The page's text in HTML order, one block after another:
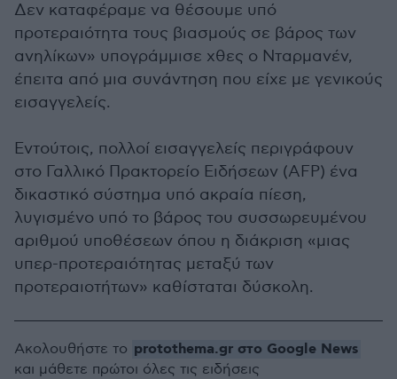
Δεν καταφέραμε να θέσουμε υπό
προτεραιότητα τους βιασμούς σε βάρος των
ανηλίκων» υπογράμμισε χθες ο Νταρμανέν,
έπειτα από μια συνάντηση που είχε με γενικούς
εισαγγελείς.
Εντούτοις, πολλοί εισαγγελείς περιγράφουν
στο Γαλλικό Πρακτορείο Ειδήσεων (AFP) ένα
δικαστικό σύστημα υπό ακραία πίεση,
λυγισμένο υπό το βάρος του συσσωρευμένου
αριθμού υποθέσεων όπου η διάκριση «μιας
υπερ-προτεραιότητας μεταξύ των
προτεραιοτήτων» καθίσταται δύσκολη.
Ακολουθήστε το protothema.gr στο Google News
και μάθετε πρώτοι όλες τις ειδήσεις